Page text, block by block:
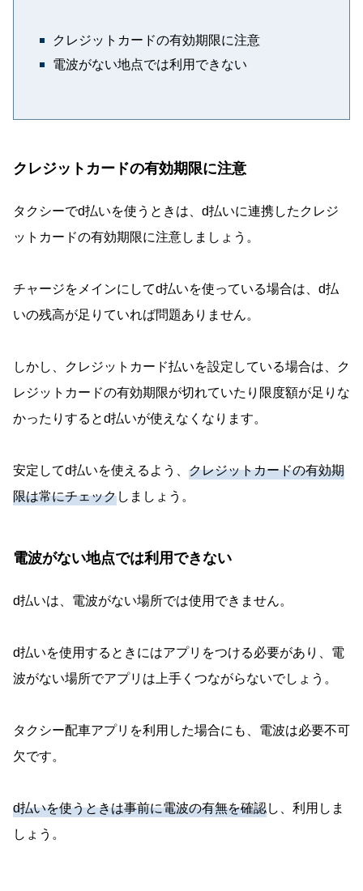
クレジットカードの有効期限に注意
電波がない地点では利用できない
クレジットカードの有効期限に注意
タクシーでd払いを使うときは、d払いに連携したクレジ
ットカードの有効期限に注意しましょう。
チャージをメインにしてd払いを使っている場合は、d払
いの残高が足りていれば問題ありません。
しかし、クレジットカード払いを設定している場合は、ク
レジットカードの有効期限が切れていたり限度額が足りな
かったりするとd払いが使えなくなります。
安定してd払いを使えるよう、 クレジットカードの有効期
限は常にチェックしましょう。
電波がない地点では利用できない
d払いは、電波がない場所では使用できません。
d払いを使用するときにはアプリをつける必要があり、電
波がない場所でアプリは上手くつながらないでしょう。
タクシー配車アプリを利用した場合にも、電波は必要不可
欠です。
d払いを使うときは事前に電波の有無を確認し、利用しま
しょう。